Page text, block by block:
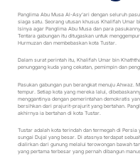
Panglima Abu Musa Al-Asy’ari dengan seluruh
siaga satu. Seorang utusan khusus Khalifah Umar
Isinya agar Panglima Abu Musa dan para
Tentara gabungan itu ditugaskan untuk
Hurmuzan dan membebaskan kota Tustar.
Dalam surat perintah itu, Khalifah Umar bin
penunggang kuda yang cekatan, pemimpin dan
Pasukan gabungan pun berangkat menuju Ahwaz.
tempur. Setiap kota yang mereka lalui,
menggantinya dengan pemerintahan demokratis
bersihkan dari prajurit-prajurit yang bertahan.
akhirnya ia bertahan di kota Tustar.
Tustar adalah kota terindah dan termegah di
sungai Dujal yang besar. Di atasnya terdapat
dialirkan dari gunung melalui terowongan bawah
yang pertama terbesar yang pernah dibangun